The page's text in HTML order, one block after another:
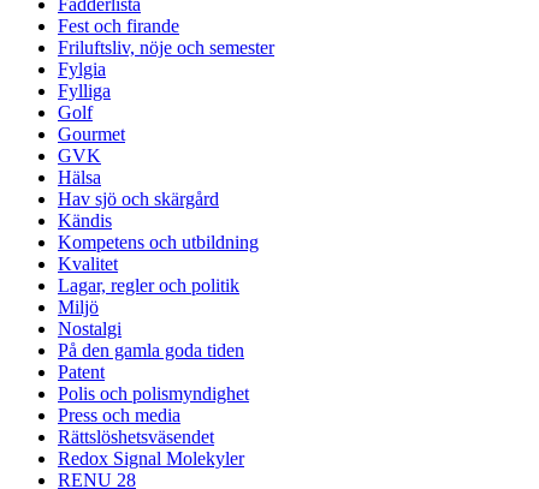
Fadderlista
Fest och firande
Friluftsliv, nöje och semester
Fylgia
Fylliga
Golf
Gourmet
GVK
Hälsa
Hav sjö och skärgård
Kändis
Kompetens och utbildning
Kvalitet
Lagar, regler och politik
Miljö
Nostalgi
På den gamla goda tiden
Patent
Polis och polismyndighet
Press och media
Rättslöshetsväsendet
Redox Signal Molekyler
RENU 28